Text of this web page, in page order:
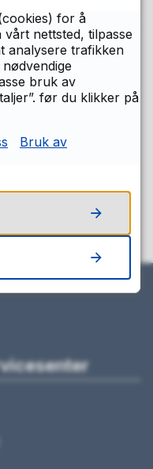
Nei
for å
nettsted, tilpasse
analysere trafikken
bruk av
før du klikker på
Bruk av